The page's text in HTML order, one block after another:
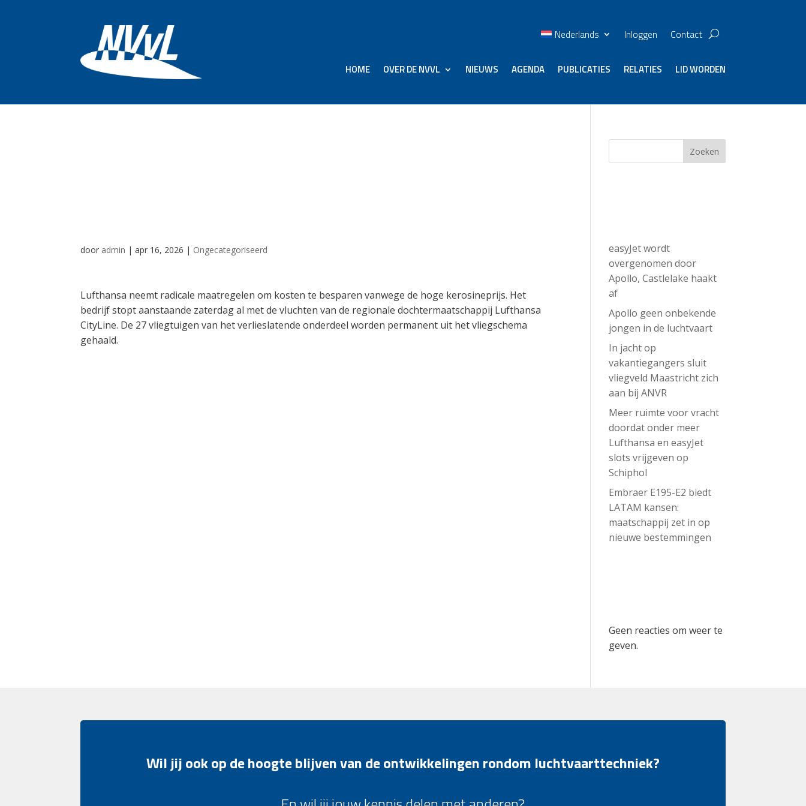
Nederlands Inloggen Contact
HOME OVER DE NVVL NIEUWS AGENDA PUBLICATIES RELATIES LID WORDEN
door admin |apr 16, 2026 | Ongecategoriseerd
Lufthansa neemt radicale maatregelen om kosten te besparen vanwege de hoge kerosineprijs. Het
bedrijf stopt aanstaande zaterdag al met de vluchten van de regionale dochtermaatschappij Lufthansa
CityLine. De 27 vliegtuigen van het verlieslatende onderdeel worden permanent uit het vliegschema
gehaald.
Zoeken
easyJet wordt
overgenomen door
Apollo, Castlelake haakt
af
Apollo geen onbekende
jongen in de luchtvaart
In jacht op
vakantiegangers sluit
vliegveld Maastricht zich
aan bij ANVR
Meer ruimte voor vracht
doordat onder meer
Lufthansa en easyJet
slots vrijgeven op
Schiphol
Embraer E195-E2 biedt
LATAM kansen:
maatschappij zet in op
nieuwe bestemmingen
Geen reacties om weer te
geven.
Wil jij ook op de hoogte blijven van de ontwikkelingen rondom luchtvaarttechniek?